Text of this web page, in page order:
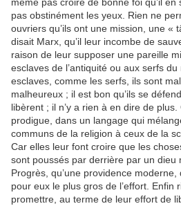
pas obstinément les yeux. Rien ne
ouvriers qu’ils ont une mission, une «
disait Marx, qu’il leur incombe de
raison de leur supposer une pareille
esclaves de l’antiquité ou aux serfs
esclaves, comme les serfs, ils sont
malheureux ; il est bon qu’ils se
libèrent ; il n’y a rien à en dire de plus.
prodigue, dans un langage qui
communs de la religion à ceux de la
Car elles leur font croire que les
sont poussés par derrière par un dieu
Progrès, qu’une providence moderne,
pour eux le plus gros de l’effort. Enfin
promettre, au terme de leur effort de